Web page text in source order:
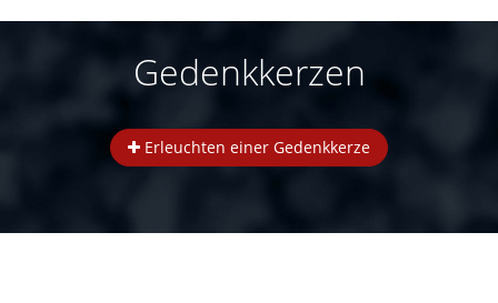
Gedenkkerzen
Erleuchten einer Gedenkkerze